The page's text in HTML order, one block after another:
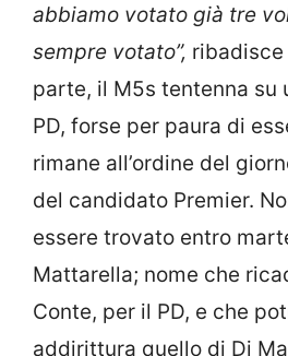
abbiamo votato già tre
sempre votato”, ribadisce
parte, il M5s tentenna su
PD, forse per paura di
rimane all’ordine del
del candidato Premier.
essere trovato entro
Mattarella; nome che
Conte, per il PD, e che
addirittura quello di Di